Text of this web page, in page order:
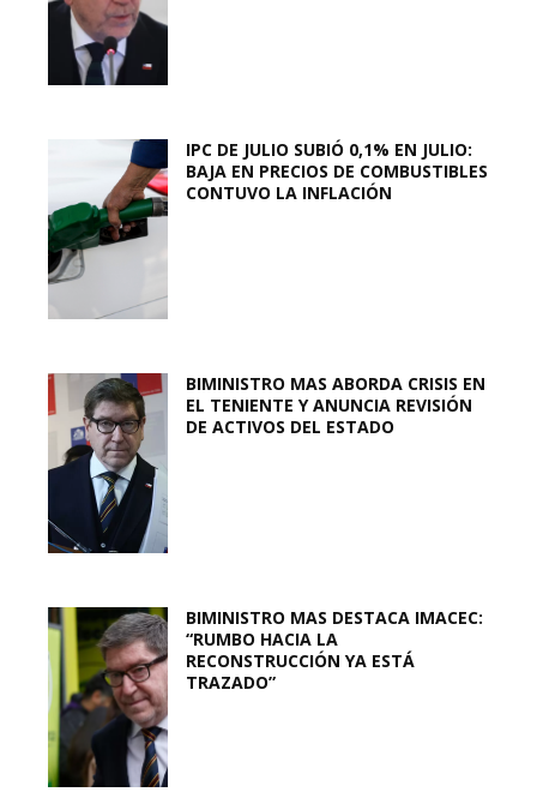
IPC DE JULIO SUBIÓ 0,1% EN JULIO:
BAJA EN PRECIOS DE COMBUSTIBLES
CONTUVO LA INFLACIÓN
BIMINISTRO MAS ABORDA CRISIS EN
EL TENIENTE Y ANUNCIA REVISIÓN
DE ACTIVOS DEL ESTADO
BIMINISTRO MAS DESTACA IMACEC:
“RUMBO HACIA LA
RECONSTRUCCIÓN YA ESTÁ
TRAZADO”